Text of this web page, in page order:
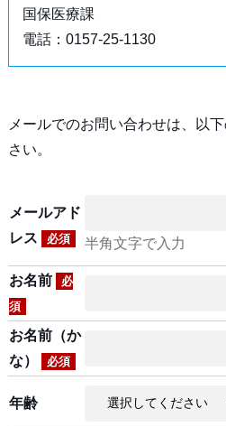
国保医療課
電話：0157-25-1130
メールでのお問い合わせは、以
さい。
メールアド
レス
必須 半角文字で入力
お名前
必
須
お名前（か
な）
必須
年齢